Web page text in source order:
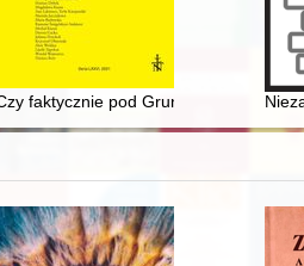
Fundusz Pracy 1933"
w okresie dwudziestolecia
faktycznie pod Grunwaldem